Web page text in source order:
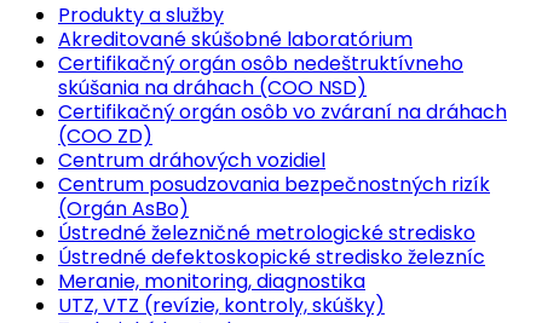
Produkty a služby
Akreditované skúšobné laboratórium
Certifikačný orgán osôb nedeštruktívneho
skúšania na dráhach (COO NSD)
Certifikačný orgán osôb vo zváraní na dráhach
(COO ZD)
Centrum dráhových vozidiel
Centrum posudzovania bezpečnostných rizík
(Orgán AsBo)
Ústredné železničné metrologické stredisko
Ústredné defektoskopické stredisko železníc
Meranie, monitoring, diagnostika
UTZ, VTZ (revízie, kontroly, skúšky)